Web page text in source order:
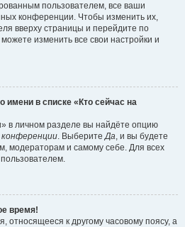
пользователем, все ваши
конференции. Чтобы изменить их,
вверху страницы и перейдите по
изменить все свои настройки и
имени в списке «Кто сейчас на
в личном разделе вы найдёте опцию
. ВыберитеДа, и вы будете
модераторам и самому себе. Для всех
время!
относящееся к другому часовому поясу, а